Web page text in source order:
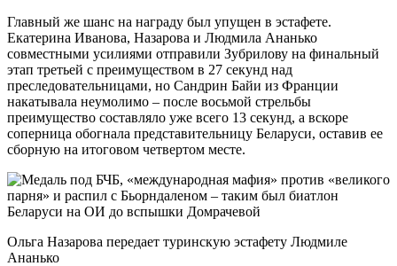
Главный же шанс на награду был упущен в эстафете.
Екатерина Иванова, Назарова и Людмила Ананько
совместными усилиями отправили Зубрилову на финальный
этап третьей с преимуществом в 27 секунд над
преследовательницами, но Сандрин Байи из Франции
накатывала неумолимо – после восьмой стрельбы
преимущество составляло уже всего 13 секунд, а вскоре
соперница обогнала представительницу Беларуси, оставив ее
сборную на итоговом четвертом месте.
Ольга Назарова передает туринскую эстафету Людмиле
Ананько